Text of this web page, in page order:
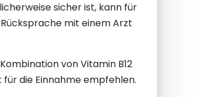
sicher ist, kann für
mit einem Arzt
von Vitamin B12
die Einnahme empfehlen.